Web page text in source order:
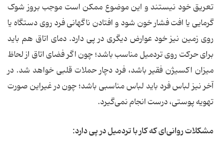
تعریق خود نیستند و این موضوع ممکن است موجب بروز شوک
گرمایی یا افت فشار خون شود و افتادن ناگهانی فرد روی دستگاه یا
روی زمین نیز خود عوارض دیگری در پی دارد. دمای اتاق هم باید
برای حرکت روی تردمیل مناسب باشد؛ چون اگر فضای اتاق از لحاظ
میزان اکسیژن فقیر باشد، فرد دچار حملات قلبی خواهد شد. در
آخر نیز لباس فرد باید لباس مناسبی باشد؛ چون در غیراین صورت
تهویه پوستی، درست انجام نمی‌گیرد.
مشكلات روانی‌ای كه كار با تردمیل در پی دارد: